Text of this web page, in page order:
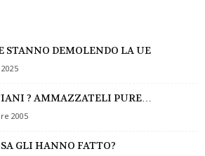
STANNO DEMOLENDO LA UE
? AMMAZZATELI PURE…
2005
GLI HANNO FATTO?